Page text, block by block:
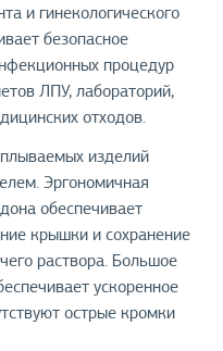
и гинекологического
безопасное
процедур
ЛПУ, лабораторий,
отходов.
изделий
Эргономичная
обеспечивает
крышки и сохранение
раствора. Большое
ускоренное
острые кромки